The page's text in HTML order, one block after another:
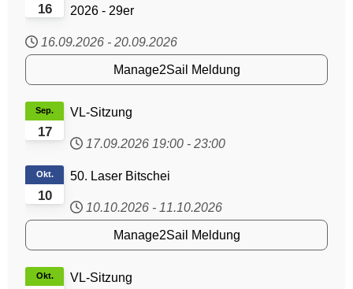
16
2026 - 29er
16.09.2026 - 20.09.2026
Manage2Sail Meldung
17
Sep. VL-Sitzung
17.09.2026 19:00 - 23:00
10
Okt. 50. Laser Bitschei
10.10.2026 - 11.10.2026
Manage2Sail Meldung
Okt. VL-Sitzung